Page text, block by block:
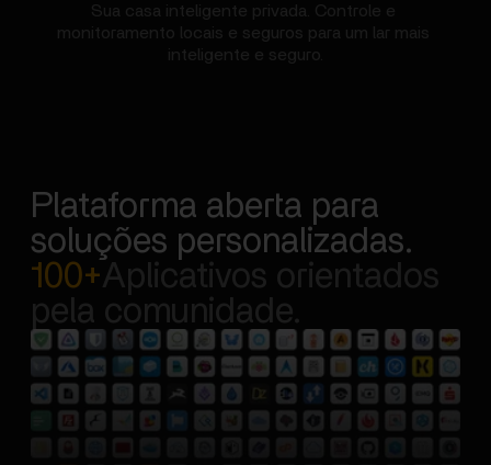
Sua casa inteligente privada. Controle e
monitoramento locais e seguros para um lar mais
inteligente e seguro.
Plataforma aberta para
soluções personalizadas.
100+Aplicativos orientados
pela comunidade.